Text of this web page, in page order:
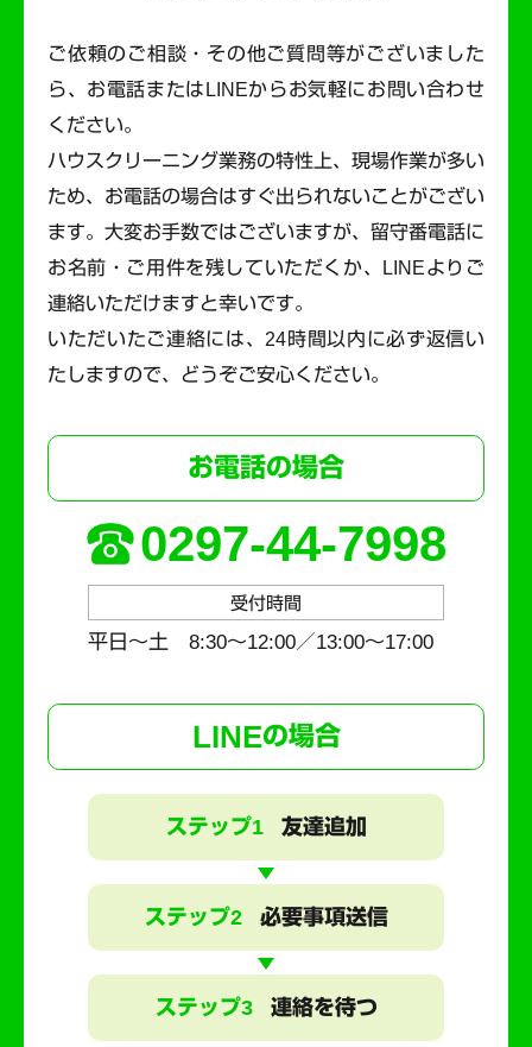
ご依頼のご相談・その他ご質問等がございました
ら、お電話またはLINEからお気軽にお問い合わせ
ください。
ハウスクリーニング業務の特性上、現場作業が多い
ため、お電話の場合はすぐ出られないことがござい
ます。 大変お手数ではございますが、留守番電話に
お名前・ご用件を残していただくか、LINEよりご
連絡いただけますと幸いです。
いただいたご連絡には、24時間以内に必ず返信い
たしますので、どうぞご安心ください。
お電話の場合
0297-44-7998
受付時間
平日～土 8:30〜12:00／13:00〜17:00
LINEの場合
ステップ1 友達追加
ステップ2 必要事項送信
ステップ3 連絡を待つ